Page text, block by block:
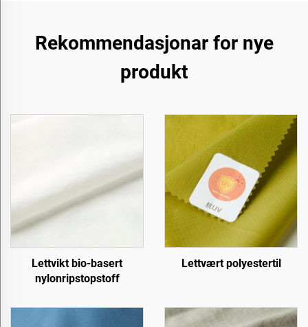
Rekommendasjonar for nye
produkt
Lettvikt bio-basert
nylonripstopstoff
Lettvært polyestertil